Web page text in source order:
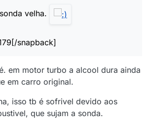
velha.
snapback]
em motor turbo a alcool dura ainda
em carro original.
isso tb é sofrivel devido aos
que sujam a sonda.